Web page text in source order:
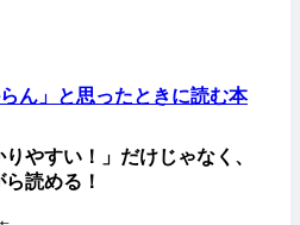
ん」と思ったときに読む本
りやすい！」だけじゃなく、
読める！